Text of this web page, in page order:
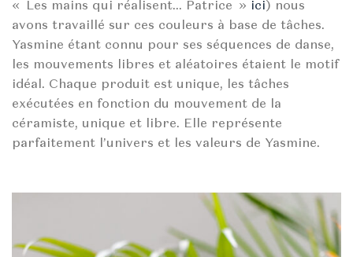
« Les mains qui réalisent… Patrice » ici) nous
avons travaillé sur ces couleurs à base de tâches.
Yasmine étant connu pour ses séquences de danse,
les mouvements libres et aléatoires étaient le motif
idéal. Chaque produit est unique, les tâches
exécutées en fonction du mouvement de la
céramiste, unique et libre. Elle représente
parfaitement l’univers et les valeurs de Yasmine.